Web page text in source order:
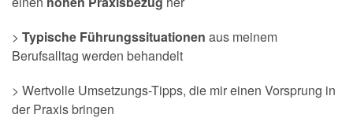
> Typische Führungssituationen aus meinem
Berufsalltag werden behandelt
> Wertvolle Umsetzungs-Tipps, die mir einen Vorsprung in
der Praxis bringen